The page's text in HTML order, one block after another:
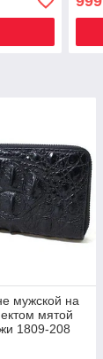
мужской на
мятой
1809-208